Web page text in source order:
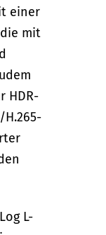
einer
mit
HDR-
H.265-
L-